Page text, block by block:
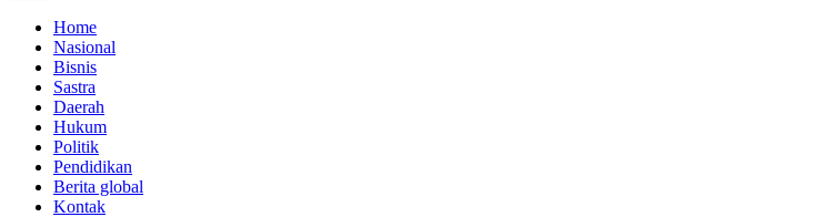
Home
Nasional
Bisnis
Sastra
Daerah
Hukum
Politik
Pendidikan
Berita global
Kontak